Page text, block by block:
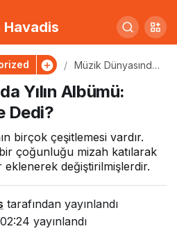
Havadis
Müzik Dünyasında
Eleştirmenler Ne
Dedi?
Yılın Albümü:
Dedi?
birçok çeşitlemesi vardır.
çoğunluğu mizah katılarak
değiştirilmişlerdir.
tarafından yayınlandı
yayınlandı
0 Paylaş